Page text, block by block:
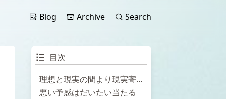
Blog Archive Search
目次
理想と現実の間より現実寄りで
悪い予感はだいたい当たる